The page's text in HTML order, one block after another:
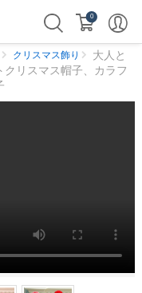
0
クリスマス飾り
大人と
リスマス帽子、カラフ